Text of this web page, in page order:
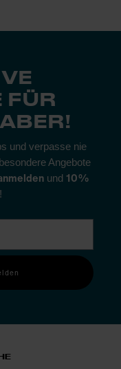
FÜR
und verpasse nie
Angebote
und 10%